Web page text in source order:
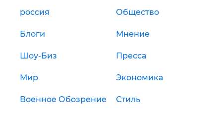
россия Общество
Блоги Мнение
Шоу-Биз Пресса
Мир Экономика
Военное Обозрение Стиль